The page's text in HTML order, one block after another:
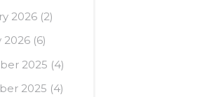
2026 (2)
2026 (6)
2025 (4)
2025 (4)